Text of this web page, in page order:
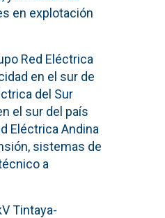
en explotación
Red Eléctrica
en el sur de
del Sur
el sur del país
Eléctrica Andina
sistemas de
a
Tintaya-